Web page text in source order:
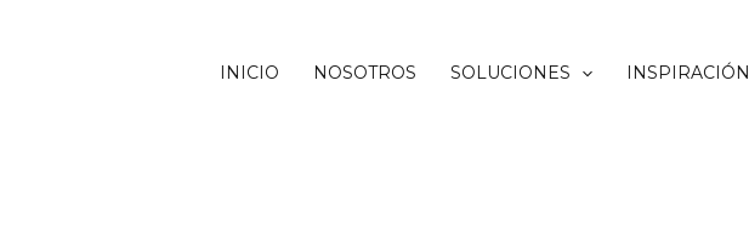
INICIO NOSOTROS SOLUCIONES INSPIRACIÓN